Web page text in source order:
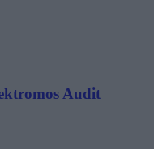
Audit